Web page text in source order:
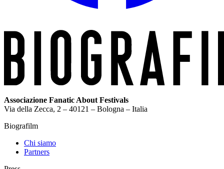
Associazione Fanatic About Festivals
Via della Zecca, 2 – 40121 – Bologna – Italia
Biografilm
Chi siamo
Partners